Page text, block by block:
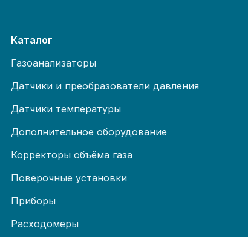
Каталог
Газоанализаторы
Датчики и преобразователи давления
Датчики температуры
Дополнительное оборудование
Корректоры объёма газа
Поверочные установки
Приборы
Расходомеры